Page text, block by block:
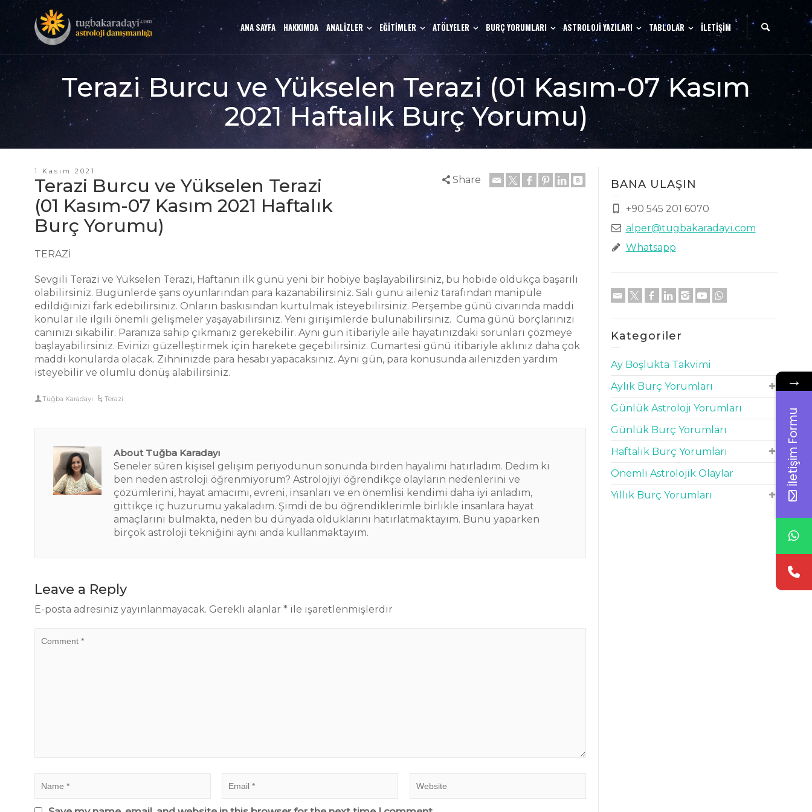
ANA SAYFA HAKKIMDA ANALİZLER EĞİTİMLER ATÖLYELER BURÇ YORUMLARI ASTROLOJİ YAZILARI TABLOLAR İLETİŞİM
Terazi Burcu ve Yükselen Terazi (01 Kasım-07 Kasım
2021 Haftalık Burç Yorumu)
1 Kasım 2021
Terazi Burcu ve Yükselen Terazi
(01 Kasım-07 Kasım 2021 Haftalık
Burç Yorumu)
Share
TERAZİ
Sevgili Terazi ve Yükselen Terazi, Haftanın ilk günü yeni bir hobiye başlayabilirsiniz, bu hobide oldukça başarılı
olabilirsiniz. Bugünlerde şans oyunlarından para kazanabilirsiniz. Salı günü aileniz tarafından manipüle
edildiğinizi fark edebilirsiniz. Onların baskısından kurtulmak isteyebilirsiniz. Perşembe günü civarında maddi
konular ile ilgili önemli gelişmeler yaşayabilirsiniz. Yeni girişimlerde bulunabilirsiniz. Cuma günü borçlarınızı
canınızı sıkabilir. Paranıza sahip çıkmanız gerekebilir. Aynı gün itibariyle aile hayatınızdaki sorunları çözmeye
başlayabilirsiniz. Evinizi güzelleştirmek için harekete geçebilirsiniz. Cumartesi günü itibariyle aklınız daha çok
maddi konularda olacak. Zihninizde para hesabı yapacaksınız. Aynı gün, para konusunda ailenizden yardım
isteyebilir ve olumlu dönüş alabilirsiniz.
Tuğba Karadayı Terazi
About Tuğba Karadayı
Seneler süren kişisel gelişim periyodunun sonunda birden hayalimi hatırladım. Dedim ki
ben neden astroloji öğrenmiyorum? Astrolojiyi öğrendikçe olayların nedenlerini ve
çözümlerini, hayat amacımı, evreni, insanları ve en önemlisi kendimi daha iyi anladım,
gittikçe iç huzurumu yakaladım. Şimdi de bu öğrendiklerimle birlikle insanlara hayat
amaçlarını bulmakta, neden bu dünyada olduklarını hatırlatmaktayım. Bunu yaparken
birçok astroloji tekniğini aynı anda kullanmaktayım.
Leave a Reply
E-posta adresiniz yayınlanmayacak. Gerekli alanlar * ile işaretlenmişlerdir
BANA ULAŞIN
+90 545 201 6070
alper@tugbakaradayi.com
Whatsapp
Kategoriler
Ay Boşlukta Takvimi
Aylık Burç Yorumları
Günlük Astroloji Yorumları
Günlük Burç Yorumları
Haftalık Burç Yorumları
Önemli Astrolojik Olaylar
Yıllık Burç Yorumları
→
İletişim Formu